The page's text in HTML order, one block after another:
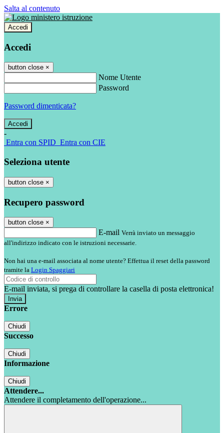
Salta al contenuto
Accedi
Accedi
button close ×
Nome Utente
Password
Password dimenticata?
-
Entra con SPID Entra con CIE
Seleziona utente
button close ×
Recupero password
button close ×
E-mail Verrà inviato un messaggio
all'indirizzo indicato con le istruzioni necessarie.
Non hai una e-mail associata al nome utente? Effettua il reset della password
tramite la Login Spaggiari
E-mail inviata, si prega di controllare la casella di posta elettronica!
Errore
Chiudi
Successo
Chiudi
Informazione
Chiudi
Attendere...
Attendere il completamento dell'operazione...